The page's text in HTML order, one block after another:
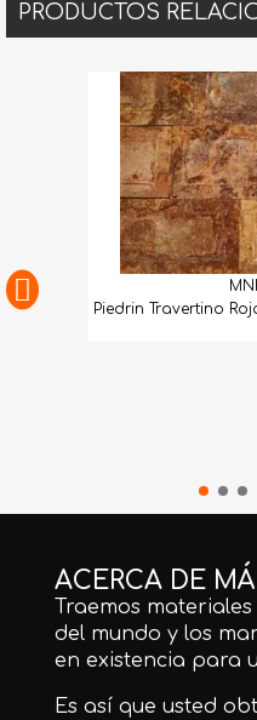
PRODUCTOS
Piedrin Travertino
ACERCA DE
Traemos
del mundo y los
en existencia para
Es así que usted